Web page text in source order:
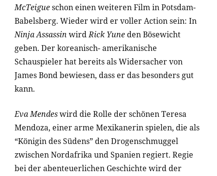
McTeigueschon einen weiteren Film in Potsdam-
Babelsberg. Wieder wird er voller Action sein: In
Ninja Assassin wirdRick Yune den Bösewicht
geben. Der koreanisch- amerikanische
Schauspieler hat bereits als Widersacher von
James Bond bewiesen, dass er das besonders gut
kann.
Eva Mendeswird die Rolle der schönen Teresa
Mendoza, einer arme Mexikanerin spielen, die als
“Königin des Südens” den Drogenschmuggel
zwischen Nordafrika und Spanien regiert. Regie
bei der abenteuerlichen Geschichte wird der